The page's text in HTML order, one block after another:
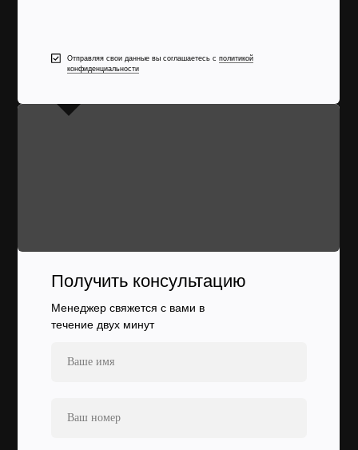
Отправляя свои данные вы соглашаетесь с политикой
конфиденциальности
Получить консультацию
Менеджер свяжется с вами в
течение двух минут